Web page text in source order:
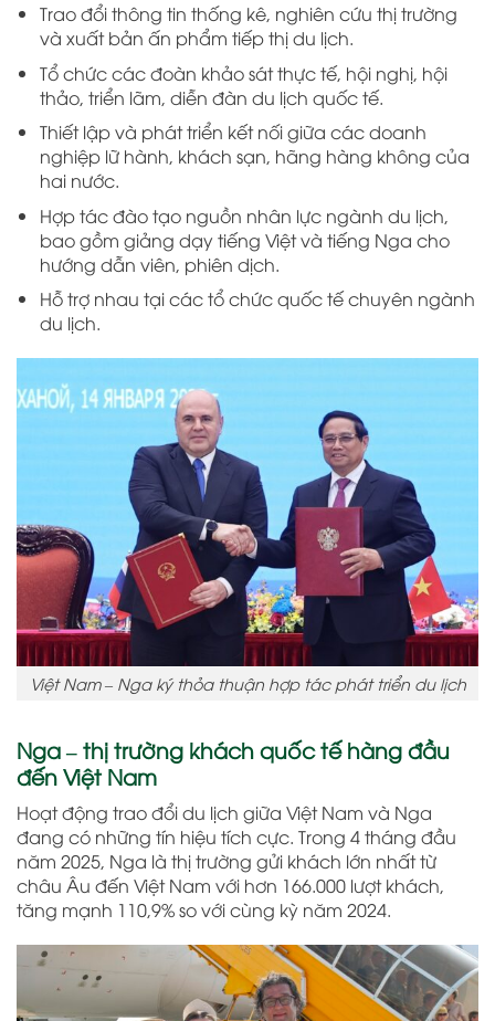
Trao đổi thông tin thống kê, nghiên cứu thị trường
và xuất bản ấn phẩm tiếp thị du lịch.
Tổ chức các đoàn khảo sát thực tế, hội nghị, hội
thảo, triển lãm, diễn đàn du lịch quốc tế.
Thiết lập và phát triển kết nối giữa các doanh
nghiệp lữ hành, khách sạn, hãng hàng không của
hai nước.
Hợp tác đào tạo nguồn nhân lực ngành du lịch,
bao gồm giảng dạy tiếng Việt và tiếng Nga cho
hướng dẫn viên, phiên dịch.
Hỗ trợ nhau tại các tổ chức quốc tế chuyên ngành
du lịch.
Việt Nam – Nga ký thỏa thuận hợp tác phát triển du lịch
Nga – thị trường khách quốc tế hàng đầu
đến Việt Nam
Hoạt động trao đổi du lịch giữa Việt Nam và Nga
đang có những tín hiệu tích cực. Trong 4 tháng đầu
năm 2025, Nga là thị trường gửi khách lớn nhất từ
châu Âu đến Việt Nam với hơn 166.000 lượt khách,
tăng mạnh 110,9% so với cùng kỳ năm 2024.